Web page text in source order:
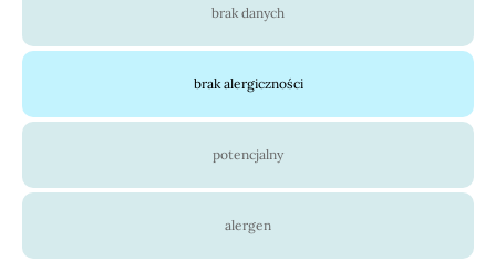
brak danych
brak alergiczności
potencjalny
alergen